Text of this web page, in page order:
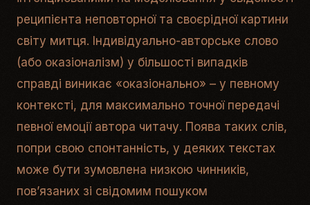
реципієнта неповторної та своєрідної картини
світу митця. Індивідуально-авторське слово
(або оказіоналізм) у більшості випадків
справді виникає «оказіонально» – у певному
контексті, для максимально точної передачі
певної емоції автора читачу. Поява таких слів,
попри свою спонтанність, у деяких текстах
може бути зумовлена низкою чинників,
пов’язаних зі свідомим пошуком